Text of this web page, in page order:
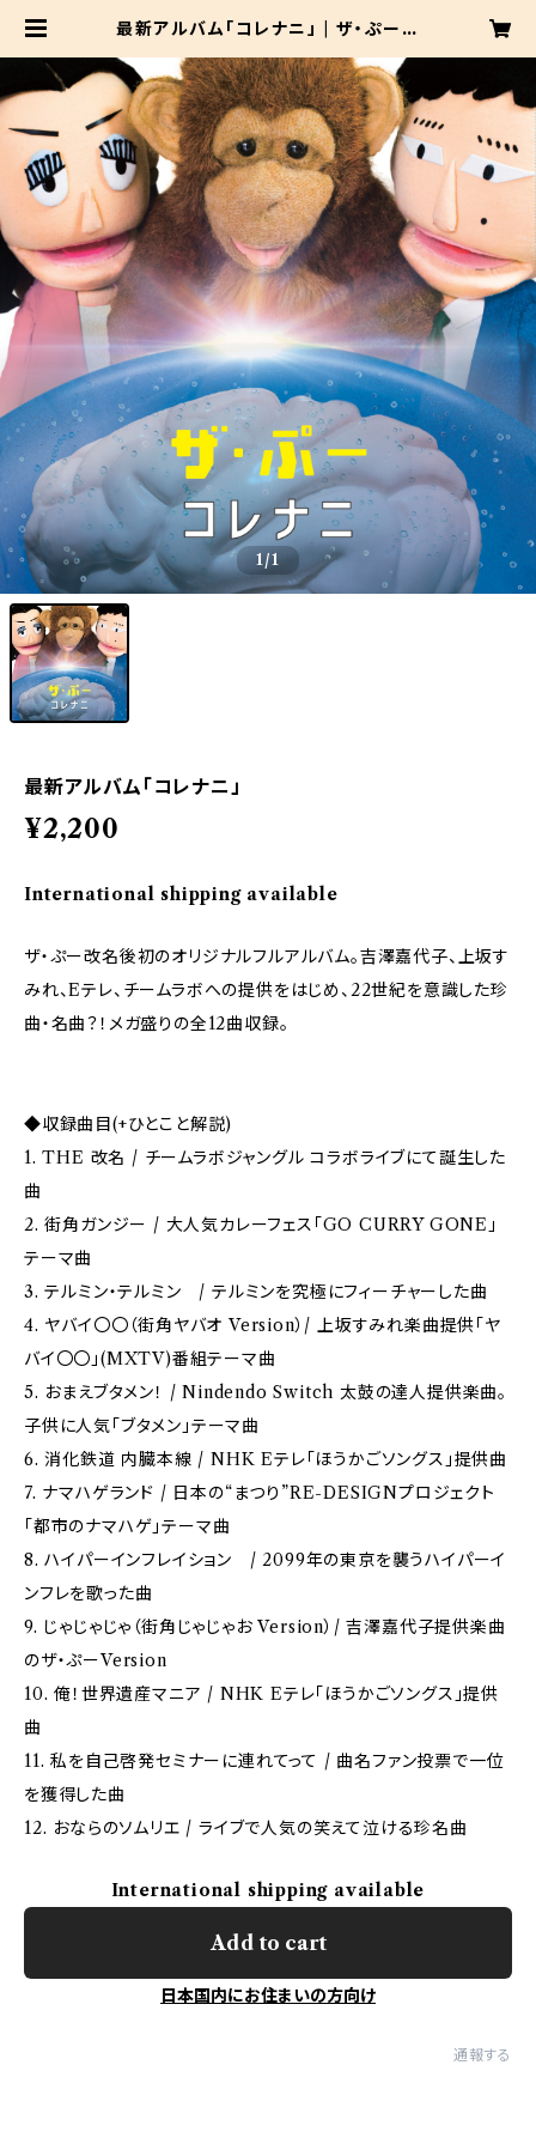
最新アルバム「コレナニ」 | ザ・ぷー公
1/1
最新アルバム「コレナニ」
¥2,200
International shipping available
ザ・ぷー改名後初のオリジナルフルアルバム。吉澤嘉代子、上坂す
みれ、Eテレ、チームラボへの提供をはじめ、22世紀を意識した珍
曲・名曲？！メガ盛りの全12曲収録。
◆収録曲目(+ひとこと解説)
1. THE 改名 / チームラボジャングル コラボライブにて誕生した
曲
2. 街角ガンジー / 大人気カレーフェス「GO CURRY GONE」
テーマ曲
3. テルミン・テルミン / テルミンを究極にフィーチャーした曲
4. ヤバイ〇〇（街角ヤバオ Version）/ 上坂すみれ楽曲提供「ヤ
バイ〇〇」(MXTV)番組テーマ曲
5. おまえブタメン！ / Nindendo Switch 太鼓の達人提供楽曲。
子供に人気「ブタメン」テーマ曲
6. 消化鉄道 内臓本線 / NHK Eテレ「ほうかごソングス」提供曲
7. ナマハゲランド / 日本の“まつり”RE-DESIGNプロジェクト
「都市のナマハゲ」テーマ曲
8. ハイパーインフレイション / 2099年の東京を襲うハイパーイ
ンフレを歌った曲
9. じゃじゃじゃ（街角じゃじゃお Version）/ 吉澤嘉代子提供楽曲
のザ・ぷーVersion
10. 俺！世界遺産マニア / NHK Eテレ「ほうかごソングス」提供
曲
11. 私を自己啓発セミナーに連れてって / 曲名ファン投票で一位
を獲得した曲
12. おならのソムリエ / ライブで人気の笑えて泣ける珍名曲
International shipping available
Add to cart
日本国内にお住まいの方向け
通報する